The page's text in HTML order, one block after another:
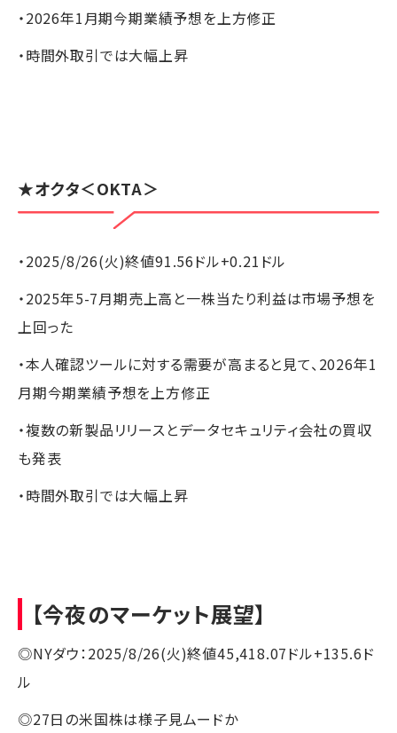
・2026年1月期今期業績予想を上方修正
・時間外取引では大幅上昇
★オクタ＜OKTA＞
・2025/8/26(火)終値91.56ドル+0.21ドル
・2025年5-7月期売上高と一株当たり利益は市場予想を
上回った
・本人確認ツールに対する需要が高まると見て、2026年1
月期今期業績予想を上方修正
・複数の新製品リリースとデータセキュリティ会社の買収
も発表
・時間外取引では大幅上昇
【今夜のマーケット展望】
◎NYダウ：2025/8/26(火)終値45,418.07ドル+135.6ド
ル
◎27日の米国株は様子見ムードか